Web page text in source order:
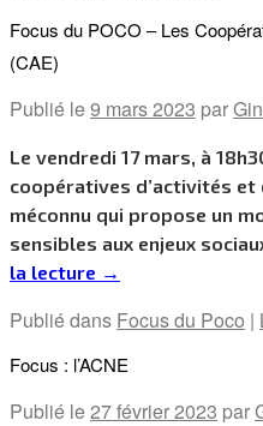
Focus du POCO – Les
(CAE)
Publié le9 mars 2023 par
Le vendredi 17 mars, à
coopératives d’activités et
méconnu qui propose un
sensibles aux enjeux
la lecture →
Publié dans Focus du Poco |
Focus : l’ACNE
Publié le27 février 2023 par